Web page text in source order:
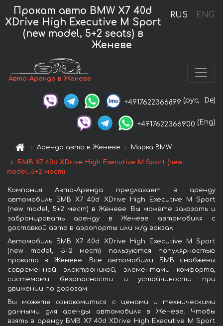
RUS ENG
Прокат авто BMW X7 40d
XDrive High Executive M Sport
(new model, 5+2 seats) в
Женеве
Авто-Аренда в Женеве
+4917622366899 (рус, De)
+4917622366900 (Eng)
Аренда авто в Женеве Марка BMW
БМВ X7 40d XDrive High Executive M Sport (new
model, 5+2 мест)
Компания Авто-Аренда предлагает в аренду
автомобиль БМВ X7 40d XDrive High Executive M Sport
(new model, 5+2 мест) в Женеве. Вы можете заказать и
забронировать аренду в Женеве автомобиля с
доставкой авто в аэропорты или ж/д вокзал.
Автомобиль БМВ X7 40d XDrive High Executive M Sport
(new model, 5+2 мест) пользуются популярностью
проката в Женеве. Все автомобили БМВ снабжены
современной электроникой, элементами комфорта,
системами безопасности и устойчивости при
движении по дорогам.
Вы можете ознакомиться с ценами и техническими
данными для аренды автомобиля в Женеве. Чтобы
взять в аренду БМВ X7 40d XDrive High Executive M Sport